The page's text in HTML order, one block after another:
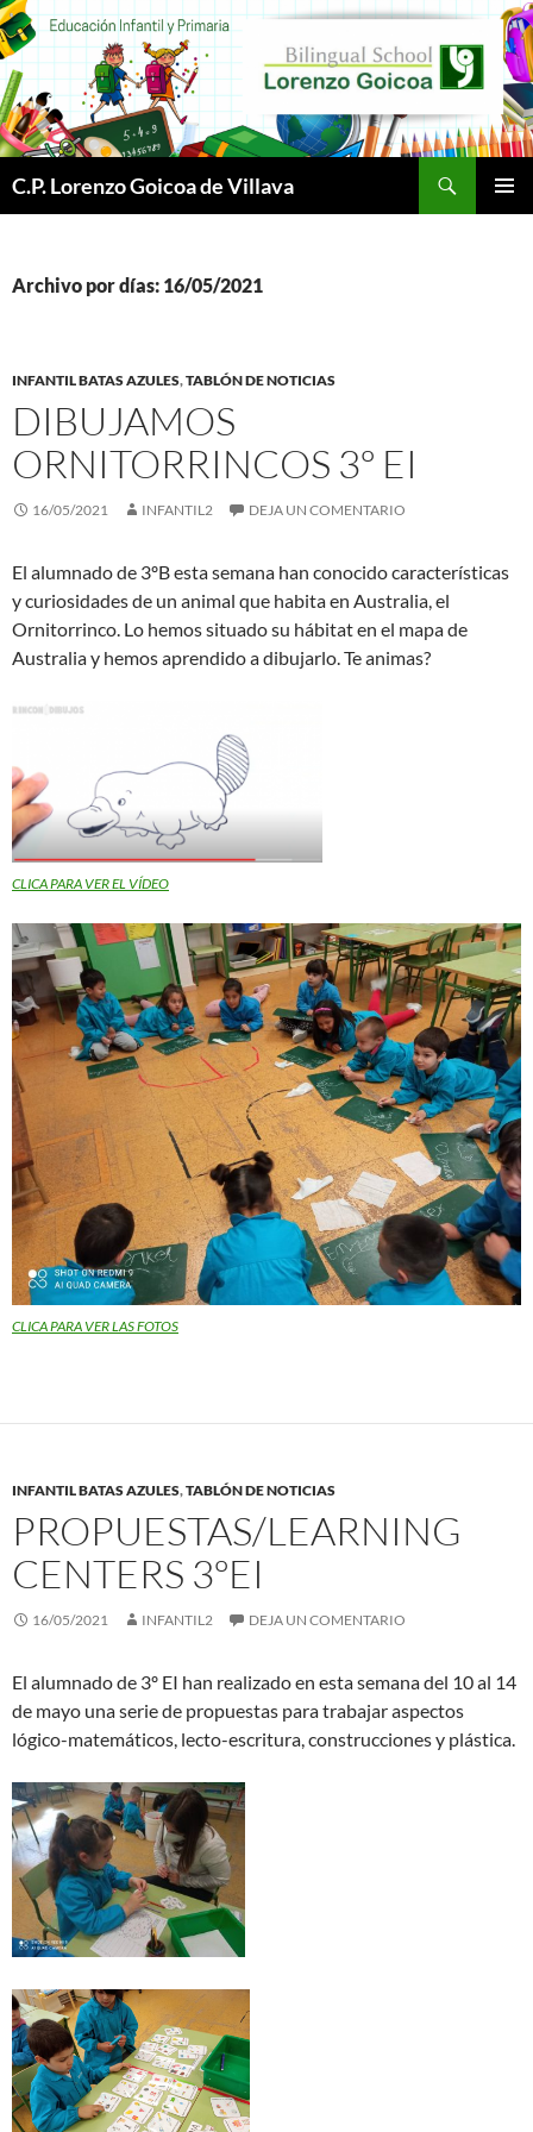
C.P. Lorenzo Goicoa de Villava
Archivo por días: 16/05/2021
INFANTIL BATAS AZULES,TABLÓN DE NOTICIAS
DIBUJAMOS
ORNITORRINCOS 3º EI
16/05/2021 INFANTIL2 DEJA UN COMENTARIO
El alumnado de 3ºB esta semana han conocido características
y curiosidades de un animal que habita en Australia, el
Ornitorrinco. Lo hemos situado su hábitat en el mapa de
Australia y hemos aprendido a dibujarlo. Te animas?
CLICA PARA VER EL VÍDEO
CLICA PARA VER LAS FOTOS
INFANTIL BATAS AZULES,TABLÓN DE NOTICIAS
PROPUESTAS/LEARNING
CENTERS 3ºEI
16/05/2021 INFANTIL2 DEJA UN COMENTARIO
El alumnado de 3º EI han realizado en esta semana del 10 al 14
de mayo una serie de propuestas para trabajar aspectos
lógico-matemáticos, lecto-escritura, construcciones y plástica.